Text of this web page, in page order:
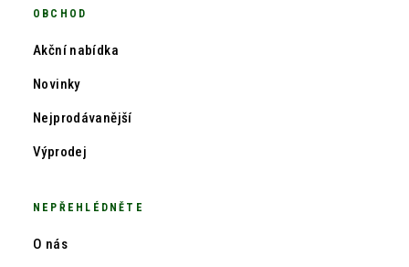
OBCHOD
Akční nabídka
Novinky
Nejprodávanější
Výprodej
NEPŘEHLÉDNĚTE
O nás